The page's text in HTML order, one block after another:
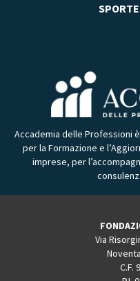
Accademia delle Professioni
per la Formazione e
imprese, per
Via
C.F.